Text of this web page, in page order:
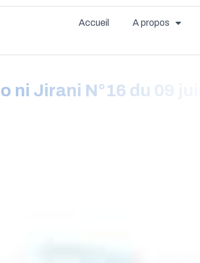
Accueil A propos
Jirani N°16 du 09 juin